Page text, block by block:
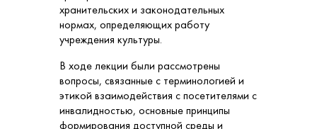
хранительских и законодательных
нормах, определяющих работу
учреждения культуры.
В ходе лекции были рассмотрены
вопросы, связанные с терминологией и
этикой взаимодействия с посетителями с
инвалидностью, основные принципы
формирования доступной среды и